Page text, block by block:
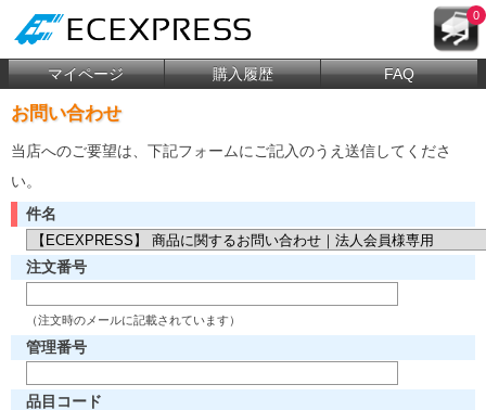
0
マイページ 購入履歴 FAQ
お問い合わせ
当店へのご要望は、下記フォームにご記入のうえ送信してくださ
い。
件名
注文番号
（注文時のメールに記載されています）
管理番号
品目コード